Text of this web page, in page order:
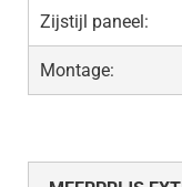
Zijstijl paneel:
Montage: